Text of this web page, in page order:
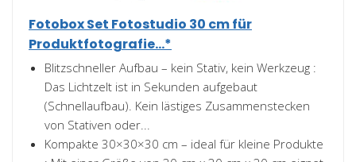
Fotobox Set Fotostudio 30 cm für
Produktfotografie...*
Blitzschneller Aufbau – kein Stativ, kein Werkzeug :
Das Lichtzelt ist in Sekunden aufgebaut
(Schnellaufbau). Kein lästiges Zusammenstecken
von Stativen oder...
Kompakte 30×30×30 cm – ideal für kleine Produkte